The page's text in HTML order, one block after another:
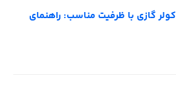
گازی با ظرفیت مناسب: راهنمای